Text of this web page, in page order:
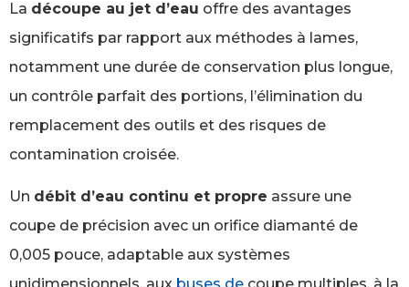
La découpe au jet d’eau offre des avantages
significatifs par rapport aux méthodes à lames,
notamment une durée de conservation plus longue,
un contrôle parfait des portions, l’élimination du
remplacement des outils et des risques de
contamination croisée.
Un débit d’eau continu et propre assure une
coupe de précision avec un orifice diamanté de
0,005 pouce, adaptable aux systèmes